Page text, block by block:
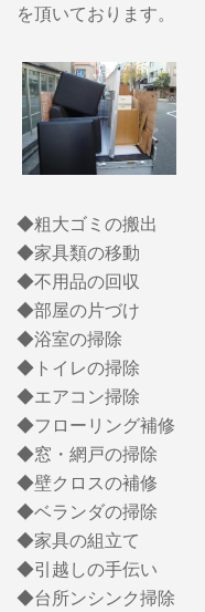
を頂いております。
◆粗大ゴミの搬出
◆家具類の移動
◆不用品の回収
◆部屋の片づけ
◆浴室の掃除
◆トイレの掃除
◆エアコン掃除
◆フローリング補修
◆窓・網戸の掃除
◆壁クロスの補修
◆ベランダの掃除
◆家具の組立て
◆引越しの手伝い
◆台所ンシンク掃除